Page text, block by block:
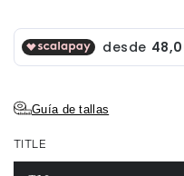
Guía de tallas
TITLE